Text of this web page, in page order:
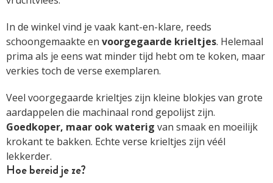
In de winkel vind je vaak kant-en-klare, reeds
schoongemaakte en voorgegaarde krieltjes. Helemaal
prima als je eens wat minder tijd hebt om te koken, maar
verkies toch de verse exemplaren.
Veel voorgegaarde krieltjes zijn kleine blokjes van grote
aardappelen die machinaal rond gepolijst zijn.
Goedkoper, maar ook waterig van smaak en moeilijk
krokant te bakken. Echte verse krieltjes zijn véél
lekkerder.
Hoe bereid je ze?